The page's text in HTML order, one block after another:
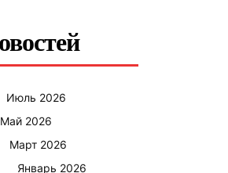
Июль 2026
Май 2026
Март 2026
Январь 2026